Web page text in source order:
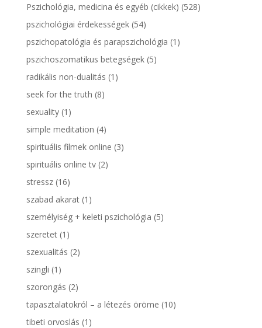
Pszichológia, medicina és egyéb (cikkek) (528)
pszichológiai érdekességek(54)
pszichopatológia és parapszichológia (1)
pszichoszomatikus betegségek(5)
radikális non-dualitás (1)
seek for the truth (8)
sexuality(1)
simple meditation (4)
spirituális filmek online (3)
spirituális online tv(2)
stressz(16)
szabad akarat(1)
személyiség + keleti pszichológia (5)
szeretet(1)
szexualitás (2)
szingli (1)
szorongás (2)
tapasztalatokról – a létezés öröme (10)
tibeti orvoslás (1)